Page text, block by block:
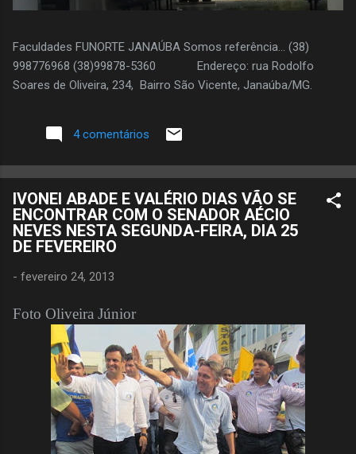
Faculdades FUNORTE JANAÚBA Somos referência... (38)
998776968 (38)99878-5360 Endereço: rua Rodolfo
Soares de Oliveira, 234, Bairro São Vicente, Janaúba/MG.
4 comentários
IVONEI ABADE E VALÉRIO DIAS VÃO SE
ENCONTRAR COM O SENADOR AÉCIO
NEVES NESTA SEGUNDA-FEIRA, DIA 25
DE FEVEREIRO
- fevereiro 24, 2013
Foto Oliveira Júnior